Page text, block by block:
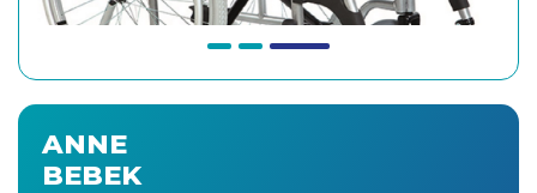
ANNE
BEBEK